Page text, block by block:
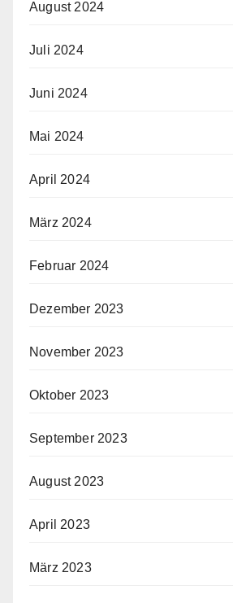
August 2024
Juli 2024
Juni 2024
Mai 2024
April 2024
März 2024
Februar 2024
Dezember 2023
November 2023
Oktober 2023
September 2023
August 2023
April 2023
März 2023